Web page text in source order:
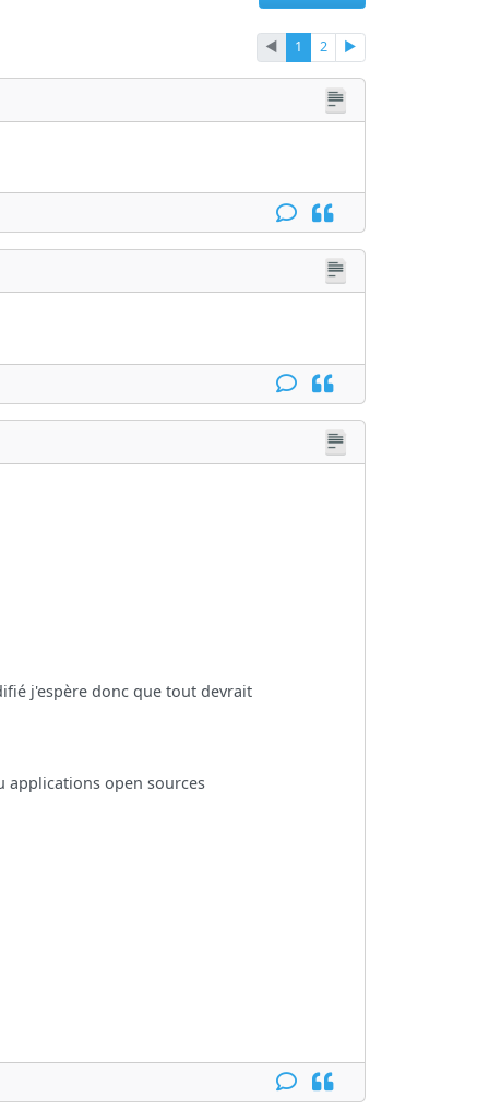
◄ 1 2 ►
j'espère donc que tout devrait
applications open sources